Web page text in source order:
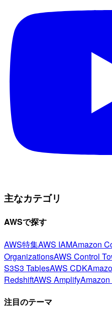
主なカテゴリ
AWSで探す
AWS特集AWS IAMAmazon
OrganizationsAWS Control
S3S3 TablesAWS CDK
RedshiftAWS Amplify
注目のテーマ